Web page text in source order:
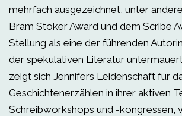
mehrfach ausgezeichnet, unter
Bram Stoker Award und dem Scribe
Stellung als eine der führenden
der spekulativen Literatur
zeigt sich Jennifers Leidenschaft für
Geschichtenerzählen in ihrer aktiven
Schreibworkshops und -kongressen,